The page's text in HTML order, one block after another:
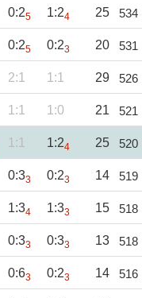
0:25 1:24 25 534
0:25 0:23 20 531
2:1 1:1 29 526
1:1 1:0 21 521
1:1 1:24 25 520
0:33 0:23 14 519
1:34 1:33 15 518
0:33 0:33 13 518
0:63 0:23 14 516